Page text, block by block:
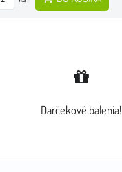
Darčekové balenia!